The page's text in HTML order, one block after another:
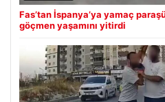
Fas’tan İspanya’ya yamaç
göçmen yaşamını yitirdi